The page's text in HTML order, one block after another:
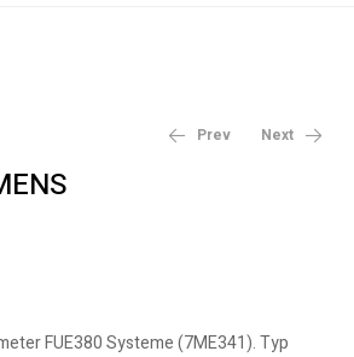
Prev Next
FUE380 Systeme (7ME341). Typ